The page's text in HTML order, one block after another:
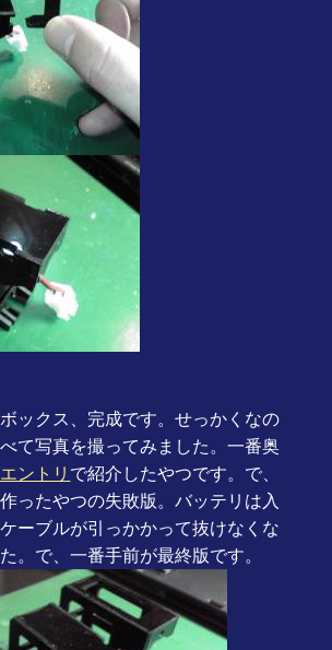
ックス、完成です。せっかくなの
て写真を撮ってみました。一番奥
ントリ で紹介したやつです。で、
ったやつの失敗版。バッテリは入
ーブルが引っかかって抜けなくな
。で、一番手前が最終版です。